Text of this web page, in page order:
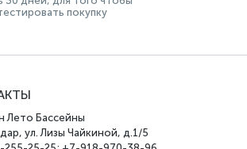
покупку
Лето Бассейны
ул. Лизы Чайкиной, д.1/5